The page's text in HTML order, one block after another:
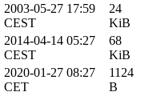
2003-05-27 17:59
CEST
24
KiB
2014-04-14 05:27
CEST
68
KiB
2020-01-27 08:27
CET
1124
B